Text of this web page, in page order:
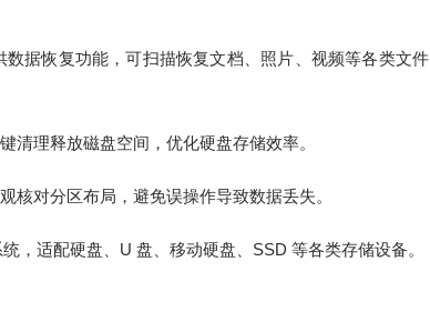
据恢复功能，可扫描恢复文档、照片、视频等各类文件
清理释放磁盘空间，优化硬盘存储效率。
核对分区布局，避免误操作导致数据丢失。
，适配硬盘、U 盘、移动硬盘、SSD 等各类存储设备。